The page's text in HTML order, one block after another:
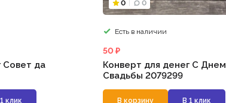
Совет да
клик
0 0
Есть в наличии
50 ₽
Конверт для денег С Днем
Свадьбы 2079299
В корзину В 1 клик